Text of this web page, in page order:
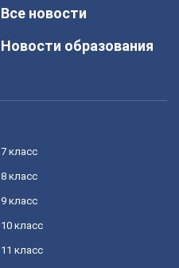
Все новости
Новости образования
7 класс
8 класс
9 класс
10 класс
11 класс